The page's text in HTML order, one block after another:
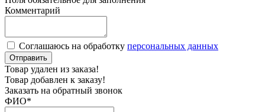
Комментарий
Соглашаюсь на обработку персональных данных
Отправить
Товар удален из заказа!
Товар добавлен к заказу!
Заказать на обратный звонок
ФИО*